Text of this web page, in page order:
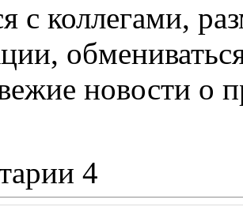
с коллегами,
новости о
4